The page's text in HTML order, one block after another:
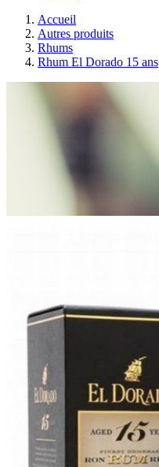
Accueil
Autres produits
Rhums
Rhum El Dorado 15 ans